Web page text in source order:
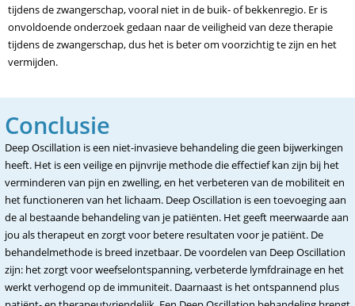
tijdens de zwangerschap, vooral niet in de buik- of bekkenregio. Er is
onvoldoende onderzoek gedaan naar de veiligheid van deze therapie
tijdens de zwangerschap, dus het is beter om voorzichtig te zijn en het
vermijden.
Conclusie
Deep Oscillation is een niet-invasieve behandeling die geen bijwerkingen
heeft. Het is een veilige en pijnvrije methode die effectief kan zijn bij het
verminderen van pijn en zwelling, en het verbeteren van de mobiliteit en
het functioneren van het lichaam. Deep Oscillation is een toevoeging aan
de al bestaande behandeling van je patiënten. Het geeft meerwaarde aan
jou als therapeut en zorgt voor betere resultaten voor je patiënt. De
behandelmethode is breed inzetbaar. De voordelen van Deep Oscillation
zijn: het zorgt voor weefselontspanning, verbeterde lymfdrainage en het
werkt verhogend op de immuniteit. Daarnaast is het ontspannend plus